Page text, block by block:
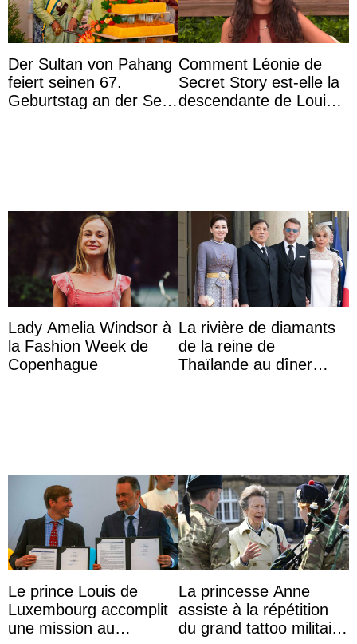
Der Sultan von Pahang
feiert seinen 67.
Geburtstag an der Seite
Comment Léonie de
Secret Story est-elle la
descendante de Louis
Lady Amelia Windsor à
la Fashion Week de
Copenhague
La rivière de diamants
de la reine de
Thaïlande au dîner
Le prince Louis de
Luxembourg accomplit
une mission au
La princesse Anne
assiste à la répétition
du grand tattoo militaire